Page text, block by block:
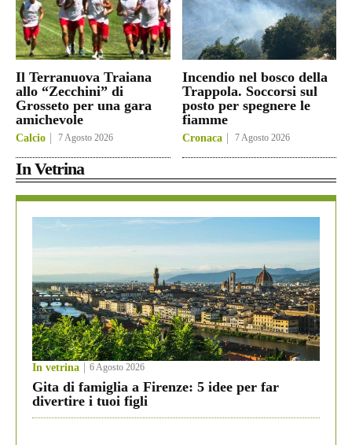
Il Terranuova Traiana
allo “Zecchini” di
Grosseto per una gara
amichevole
Calcio 7 Agosto 2026
Incendio nel bosco della
Trappola. Soccorsi sul
posto per spegnere le
fiamme
Cronaca 7 Agosto 2026
In Vetrina
In vetrina 6 Agosto 2026
Gita di famiglia a Firenze: 5 idee per far
divertire i tuoi figli